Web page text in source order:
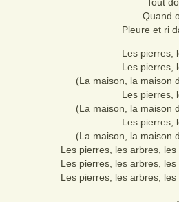
Quand
Pleure et ri
Les pierres,
Les pierres,
(La maison, la maison
Les pierres,
(La maison, la maison
Les pierres,
(La maison, la maison
Les pierres, les arbres,
Les pierres, les arbres,
Les pierres, les arbres,